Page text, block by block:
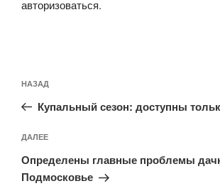
авторизоваться.
по
записям
Предыдущая
запись:
НАЗАД
Купальный сезон: доступны
Следующая
запись
ДАЛЕЕ
Определены главные проблемы
Подмосковье